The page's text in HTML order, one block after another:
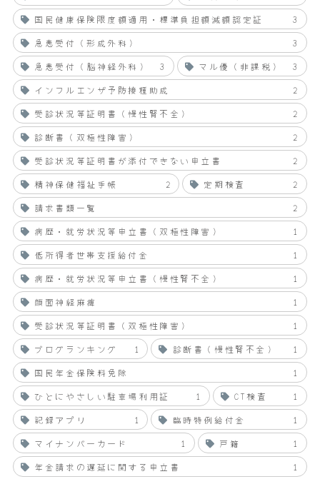
国民健康保険限度額適用・標準負担額減額認定証
3
急患受付（形成外科）
3
急患受付（脳神経外科）
3 マル優（非課税）
3
インフルエンザ予防接種助成
2
受診状況等証明書（慢性腎不全）
2
診断書（双極性障害）
2
受診状況等証明書が添付できない申立書
2
精神保健福祉手帳
2 定期検査
2
請求書類一覧
2
病歴・就労状況等申立書（双極性障害）
1
低所得者世帯支援給付金
1
病歴・就労状況等申立書（慢性腎不全）
1
顔面神経麻痺
1
受診状況等証明書（双極性障害）
1
ブログランキング
1 診断書（慢性腎不全）
1
国民年金保険料免除
1
ひとにやさしい駐車場利用証
1 CT検査
1
記録アプリ
1 臨時特例給付金
1
マイナンバーカード
1 戸籍
1
年金請求の遅延に関する申立書
1